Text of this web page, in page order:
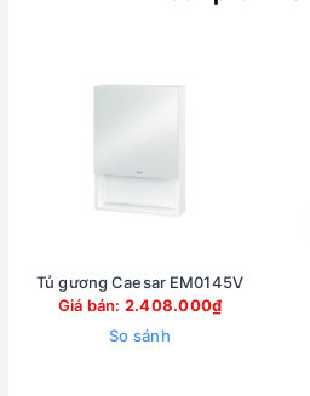
Tủ gương Caesar EM0145V
Giá bán: 2.408.000₫
So sánh